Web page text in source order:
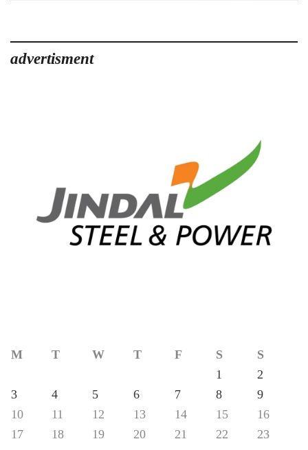
advertisment
M T W T F S
S
1
2
3
4 5 6 7 8
9
10
11 12 13 14 15
16
17
18 19 20 21 22
23